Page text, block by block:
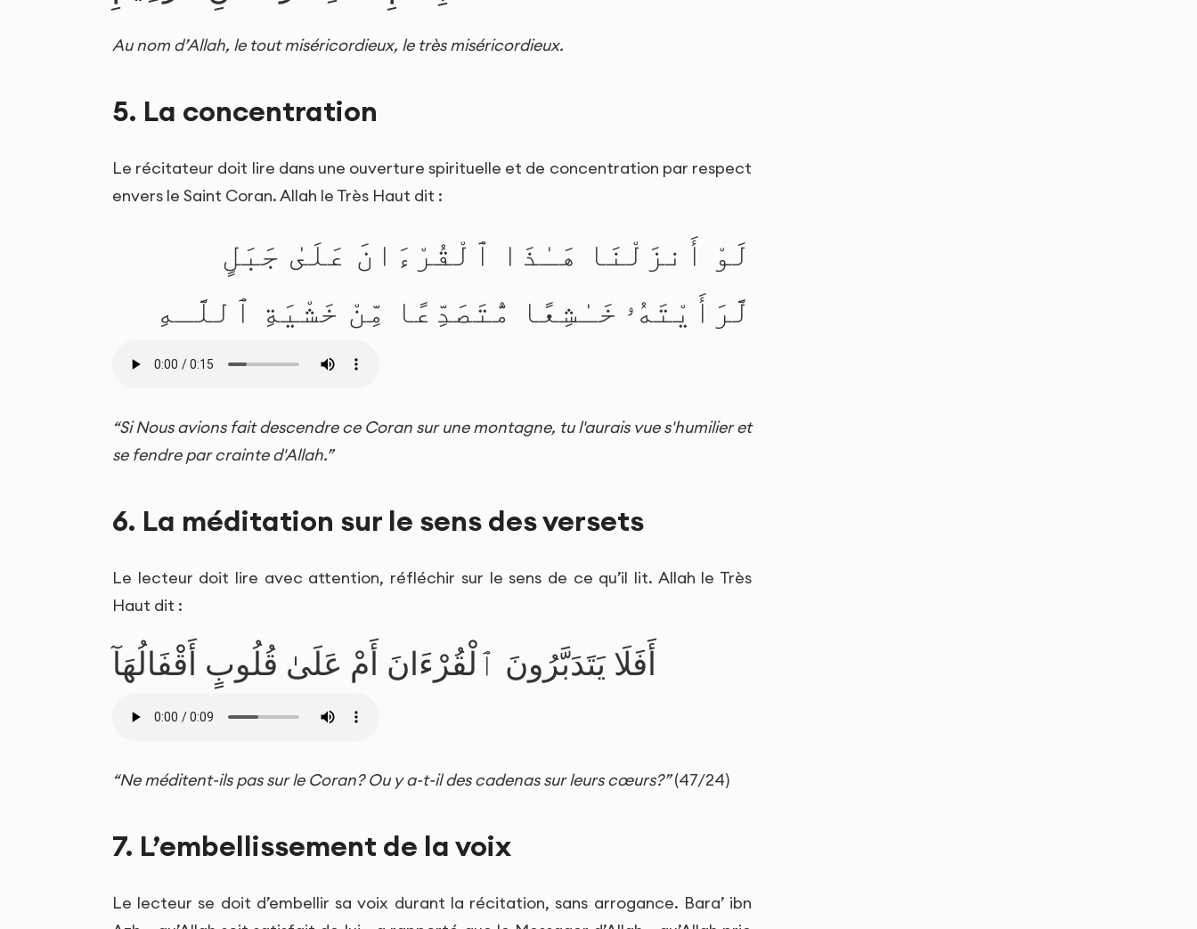
Au nom d’Allah, le tout miséricordieux, le très miséricordieux.
5. La concentration
Le récitateur doit lire dans une ouverture spirituelle et de concentration par respect
envers le Saint Coran. Allah le Très Haut dit :
لَوْ أَنزَلْنَا هَـٰذَا ٱلْقُرْءَانَ عَلَىٰ جَبَلٍ
لَّرَأَيْتَهُۥ خَـٰشِعًا مُّتَصَدِّعًا مِّنْ خَشْيَةِ ٱللَّـهِ
“Si Nous avions fait descendre ce Coran sur une montagne, tu l'aurais vue s'humilier et
se fendre par crainte d'Allah.”
6. La méditation sur le sens des versets
Le lecteur doit lire avec attention, réfléchir sur le sens de ce qu’il lit. Allah le Très
Haut dit :
أَفَلَا يَتَدَبَّرُونَ ٱلْقُرْءَانَ أَمْ عَلَىٰ قُلُوبٍ أَقْفَالُهَآ
“Ne méditent-ils pas sur le Coran? Ou y a-t-il des cadenas sur leurs cœurs?”(47/24)
7. L’embellissement de la voix
Le lecteur se doit d’embellir sa voix durant la récitation, sans arrogance. Bara’ ibn